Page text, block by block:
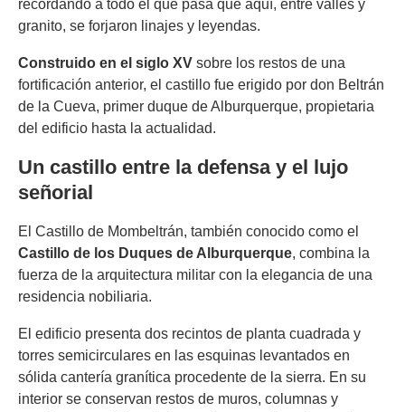
recordando a todo el que pasa que aquí, entre valles y
granito, se forjaron linajes y leyendas.
Construido en el siglo XV sobre los restos de una
fortificación anterior, el castillo fue erigido por don Beltrán
de la Cueva, primer duque de Alburquerque, propietaria
del edificio hasta la actualidad.
Un castillo entre la defensa y el lujo
señorial
El Castillo de Mombeltrán, también conocido como el
Castillo de los Duques de Alburquerque, combina la
fuerza de la arquitectura militar con la elegancia de una
residencia nobiliaria.
El edificio presenta dos recintos de planta cuadrada y
torres semicirculares en las esquinas levantados en
sólida cantería granítica procedente de la sierra. En su
interior se conservan restos de muros, columnas y